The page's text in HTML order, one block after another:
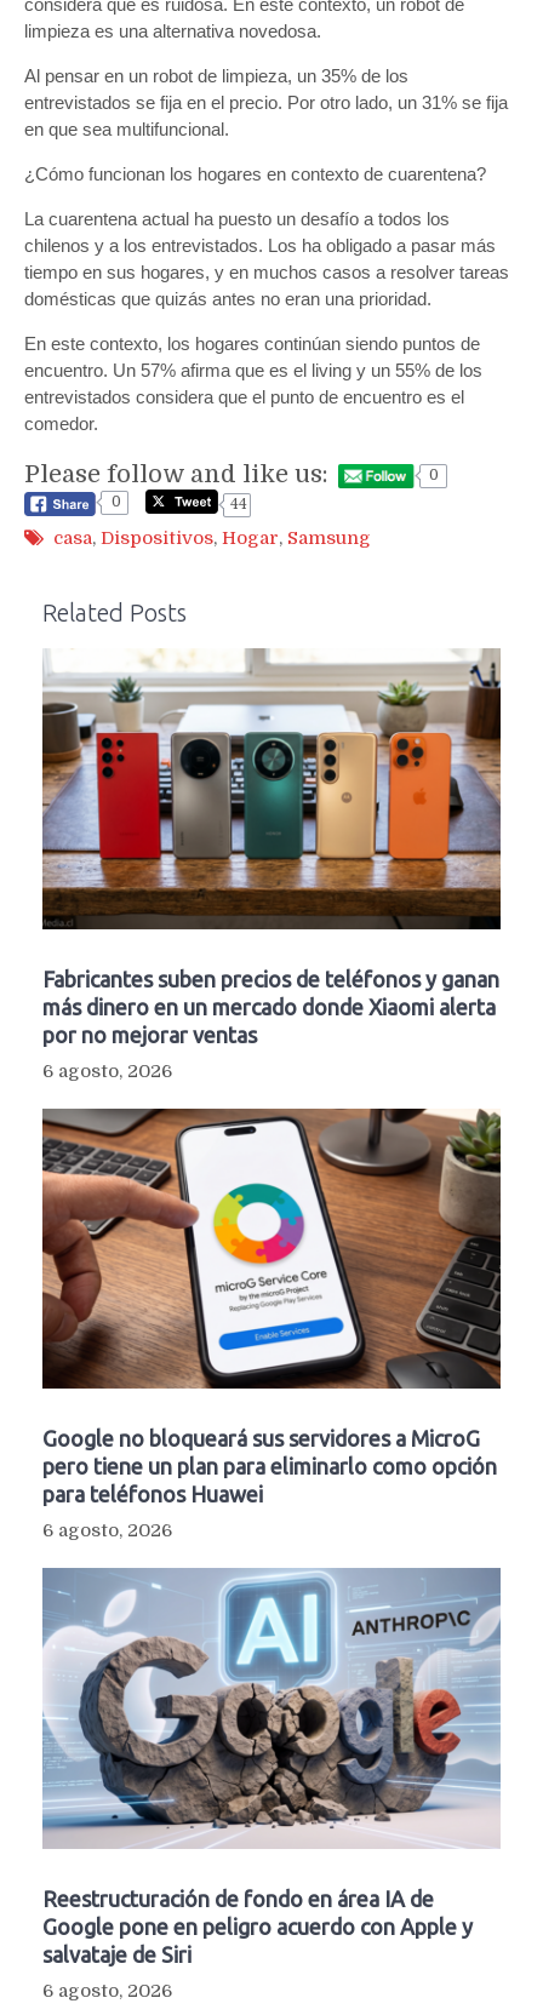
considera que es ruidosa. En este contexto, un robot de
limpieza es una alternativa novedosa.
Al pensar en un robot de limpieza, un 35% de los
entrevistados se fija en el precio. Por otro lado, un 31% se fija
en que sea multifuncional.
¿Cómo funcionan los hogares en contexto de cuarentena?
La cuarentena actual ha puesto un desafío a todos los
chilenos y a los entrevistados. Los ha obligado a pasar más
tiempo en sus hogares, y en muchos casos a resolver tareas
domésticas que quizás antes no eran una prioridad.
En este contexto, los hogares continúan siendo puntos de
encuentro. Un 57% afirma que es el living y un 55% de los
entrevistados considera que el punto de encuentro es el
comedor.
Please follow and like us:
0
0
44
casa, Dispositivos, Hogar, Samsung
Related Posts
Fabricantes suben precios de teléfonos y ganan
más dinero en un mercado donde Xiaomi alerta
por no mejorar ventas
6 agosto, 2026
Google no bloqueará sus servidores a MicroG
pero tiene un plan para eliminarlo como opción
para teléfonos Huawei
6 agosto, 2026
Reestructuración de fondo en área IA de
Google pone en peligro acuerdo con Apple y
salvataje de Siri
6 agosto, 2026